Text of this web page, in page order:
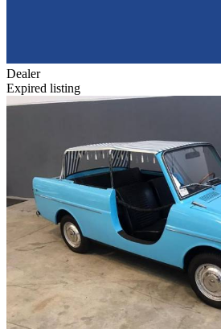
Dealer
Expired listing